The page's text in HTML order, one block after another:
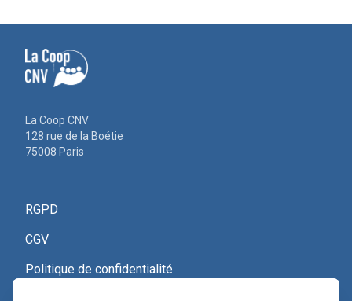
La Coop CNV
128 rue de la Boétie
75008 Paris
RGPD
CGV
Politique de confidentialité